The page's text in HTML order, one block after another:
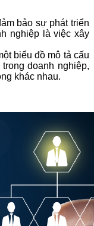
bảo sự phát triển
nghiệp là việc xây
biểu đồ mô tả cấu
doanh nghiệp,
khác nhau.